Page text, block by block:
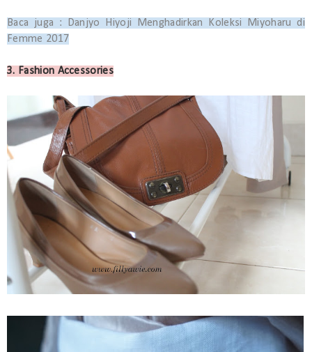
Baca juga : Danjyo Hiyoji Menghadirkan Koleksi Miyoharu di
Femme 2017
3. Fashion Accessories